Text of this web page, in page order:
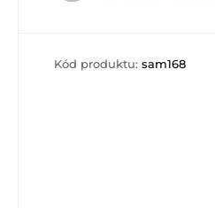
Kód produktu: sam168